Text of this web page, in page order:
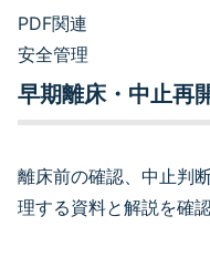
PDF関連
安全管理
早期離床・中止再
離床前の確認、中止判
理する資料と解説を確認